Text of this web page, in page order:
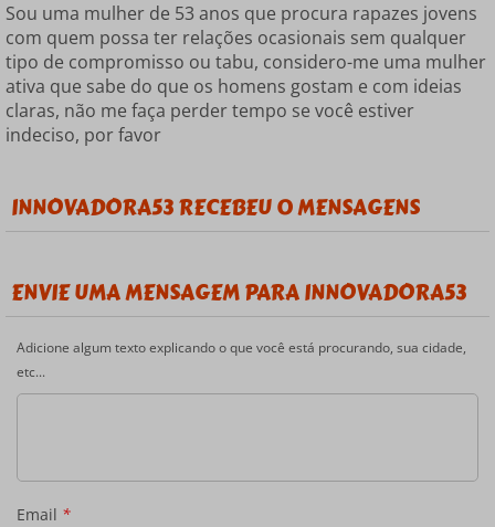
Sou uma mulher de 53 anos que procura rapazes jovens
com quem possa ter relações ocasionais sem qualquer
tipo de compromisso ou tabu, considero-me uma mulher
ativa que sabe do que os homens gostam e com ideias
claras, não me faça perder tempo se você estiver
indeciso, por favor
INNOVADORA53 RECEBEU 0 MENSAGENS
ENVIE UMA MENSAGEM PARA INNOVADORA53
Adicione algum texto explicando o que você está procurando, sua cidade,
etc...
Email *